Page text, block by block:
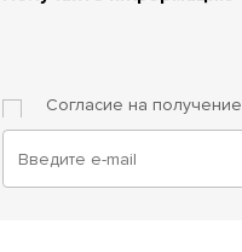
Согласие на получение